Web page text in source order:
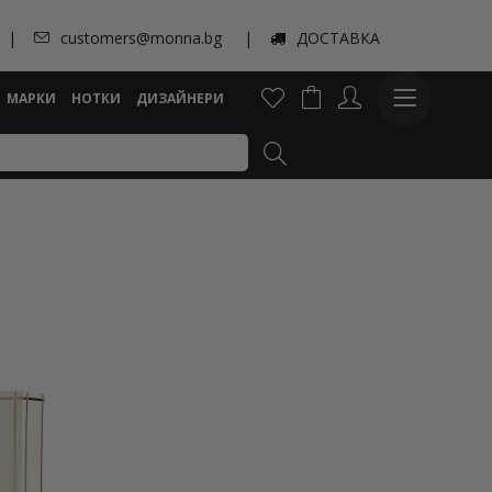
customers@monna.bg ДОСТАВКА
МАРКИ НОТКИ ДИЗАЙНЕРИ